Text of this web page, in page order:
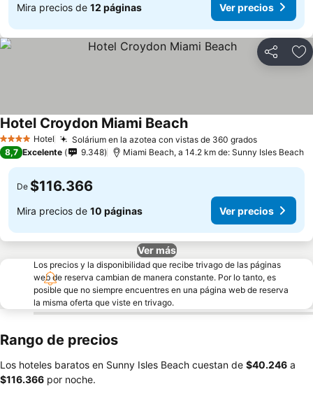
Mira precios de 12 páginas Ver precios
Compartir
4 EstrellasHotel Solárium en la azotea con vistas de 360 grados
Hotel Croydon Miami Beach
8,7 Excelente 9.348 Miami Beach, a 14.2 km de: Sunny Isles Beach
De $116.366
Mira precios de 10 páginas Ver precios
Ver más
Los precios y la disponibilidad que recibe trivago de las páginas
web de reserva cambian de manera constante. Por lo tanto, es
posible que no siempre encuentres en una página web de reserva
la misma oferta que viste en trivago.
Rango de precios
Los hoteles baratos en Sunny Isles Beach cuestan de ‎$40.246 a
‎$116.366 por noche.